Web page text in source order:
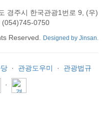
경주시 한국관광1번로 9, (우)
(054)745-0750
Reserved. Designed by Jinsan.
· 관광도우미 · 관광법규
·